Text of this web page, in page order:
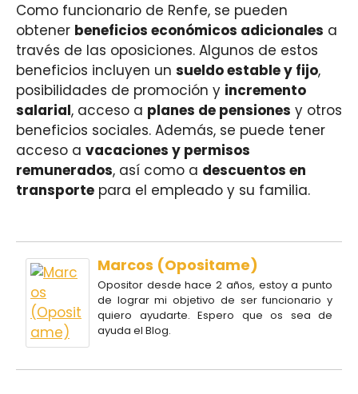
Como funcionario de Renfe, se pueden
obtener beneficios económicos adicionales a
través de las oposiciones. Algunos de estos
beneficios incluyen un sueldo estable y fijo,
posibilidades de promoción y incremento
salarial, acceso a planes de pensiones y otros
beneficios sociales. Además, se puede tener
acceso a vacaciones y permisos
remunerados, así como a descuentos en
transporte para el empleado y su familia.
Marcos (Opositame)
Opositor desde hace 2 años, estoy a punto
de lograr mi objetivo de ser funcionario y
quiero ayudarte. Espero que os sea de
ayuda el Blog.